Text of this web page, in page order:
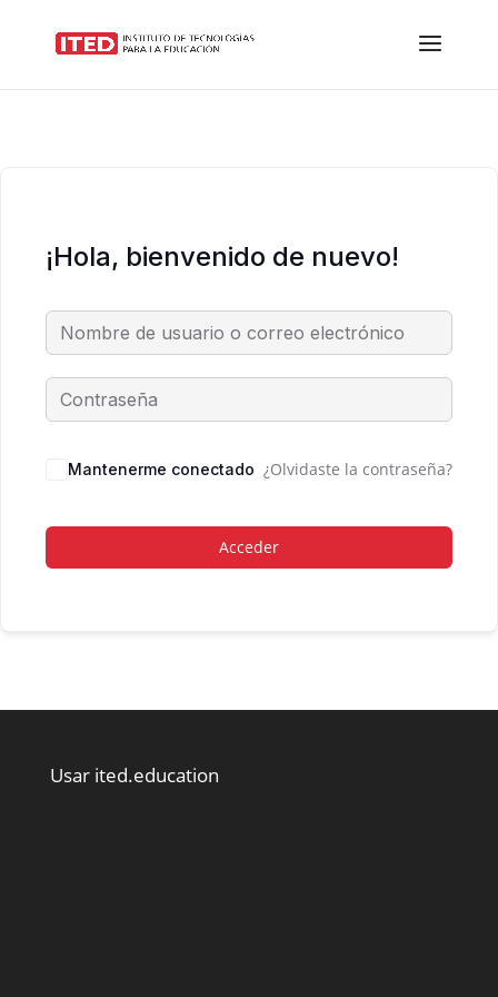
¡Hola, bienvenido de nuevo!
Mantenerme conectado ¿Olvidaste la contraseña?
Acceder
Usar ited.education